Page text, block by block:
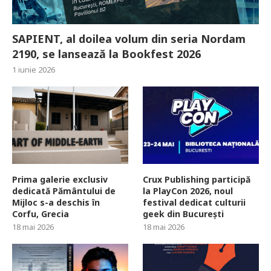
SAPIENT, al doilea volum din seria Nordam
2190, se lansează la Bookfest 2026
1 iunie 2026
Prima galerie exclusiv
dedicată Pământului de
Mijloc s-a deschis în
Corfu, Grecia
18 mai 2026
Crux Publishing participă
la PlayCon 2026, noul
festival dedicat culturii
geek din București
18 mai 2026